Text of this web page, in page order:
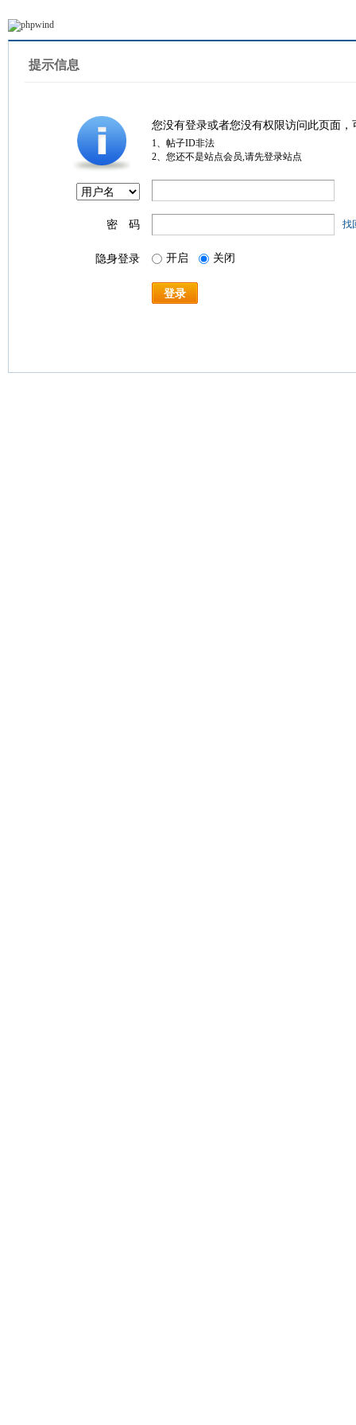
提示信息
您没有登录或者您没有权限访问此页面
1、帖子ID非法
2、您还不是站点会员,请先登录站点
密 码 找
隐身登录 开启 关闭
登录